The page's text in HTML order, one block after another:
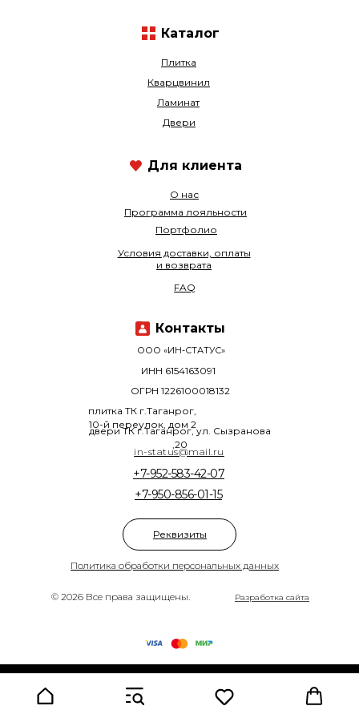
© 2026 Все права защищены.
Политика обработки персональных данных
Плитка
Кварцвинил
+7-950-856-01-15
+7-952-583-42-07
О нас
Ламинат
Программа лояльности
Двери
Портфолио
ООО «ИН-СТАТУС»
плитка ТК г.Таганрог,
10-й переулок, дом 2
двери ТК г.Таганрог, ул. Сызранова
,20
ОГРН 1226100018132
ИНН 6154163091
Разработка сайта
Условия доставки, оплаты
и возврата
FAQ
Каталог
in-status@mail.ru
Контакты
Для клиента
Реквизиты
Made on Tilda